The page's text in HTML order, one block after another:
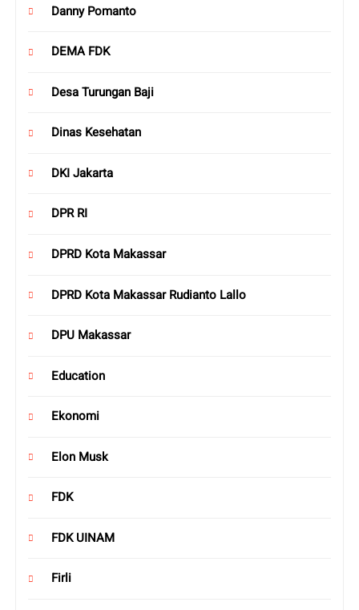
Danny Pomanto
DEMA FDK
Desa Turungan Baji
Dinas Kesehatan
DKI Jakarta
DPR RI
DPRD Kota Makassar
DPRD Kota Makassar Rudianto Lallo
DPU Makassar
Education
Ekonomi
Elon Musk
FDK
FDK UINAM
Firli